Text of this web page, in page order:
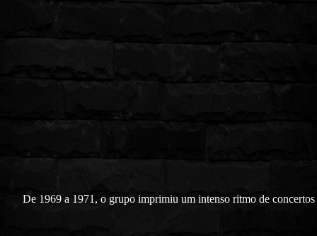
De 1969 a 1971, o grupo imprimiu um intenso ritmo de